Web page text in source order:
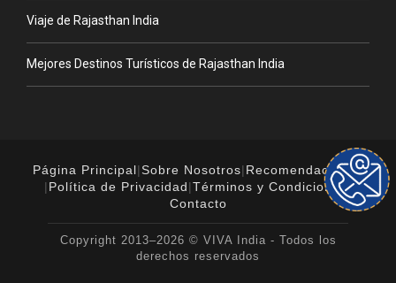
Viaje de Rajasthan India
Mejores Destinos Turísticos de Rajasthan India
Página Principal|Sobre Nosotros| Recomendaciones
| Política de Privacidad|Términos y Condiciones|
Contacto
Copyright 2013–2026 © VIVA India - Todos los
derechos reservados